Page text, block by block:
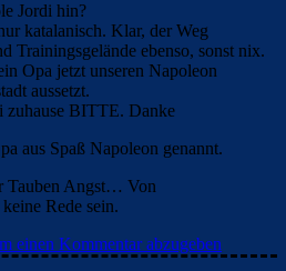
Jordi hin?
katalanisch. Klar, der Weg
Trainingsgelände ebenso, sonst nix.
Opa jetzt unseren Napoleon
aussetzt.
zuhause BITTE. Danke
aus Spaß Napoleon genannt.
Tauben Angst… Von
Rede sein.
einen Kommentar abzugeben